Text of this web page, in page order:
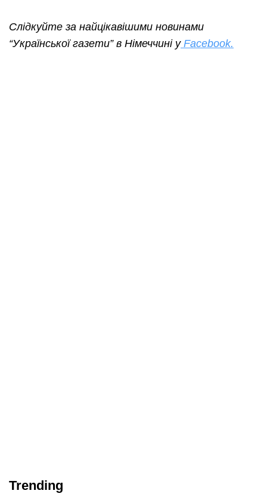
Слідкуйте за найцікавішими новинами
“Української газети” в Німеччині уFacebook.
Trending